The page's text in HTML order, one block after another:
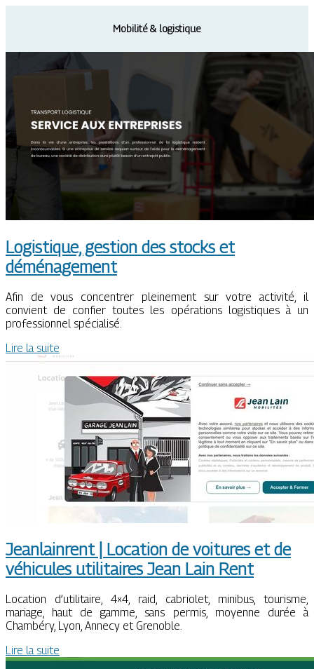
Mobilité & logistique
Logistique, gestion des stocks et
déménagement
Afin de vous concentrer pleinement sur votre activité, il
convient de confier toutes les opérations logistiques à un
professionnel spécialisé.
Lire la suite
Jean­lain­rent | Location de voitures et de
véhicules utilitaires Jean Lain Rent
Location d’utilitaire, 4×4, raid, cabriolet, minibus, tourisme,
mariage, haut de gamme, sans permis, moyenne durée à
Chambéry, Lyon, Annecy et Grenoble.
Lire la suite